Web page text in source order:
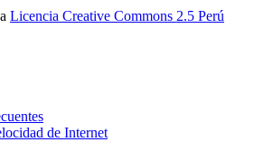
de calidad contribuyen a la mejora continua
de Educación Superior Universitaria |
impacta la evaluación de las
Licencia Creative Commons 2.5 Perú
de Internet